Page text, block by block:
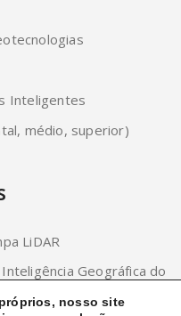
Inteligentes
médio, superior)
LiDAR
Geográfica do
nosso site